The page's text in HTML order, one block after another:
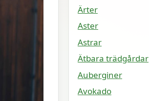
Ärter
Aster
Astrar
Ätbara trädgårdar
Auberginer
Avokado